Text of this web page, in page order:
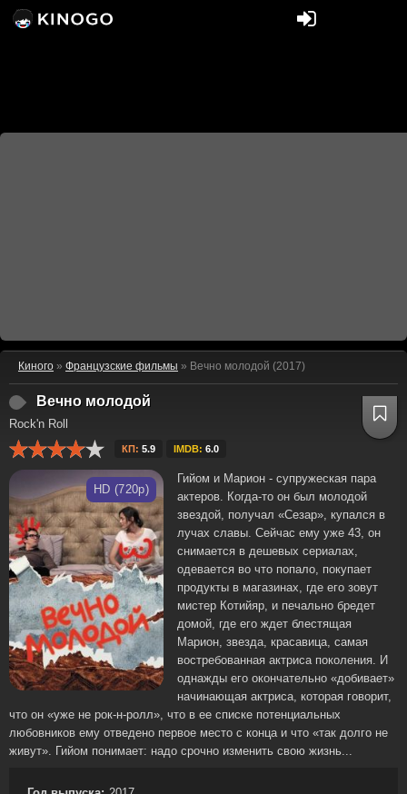
Киного » Французские фильмы » Вечно молодой (2017)
Вечно молодой
Rock'n Roll
КП: 5.9 IMDB: 6.0
HD (720p)
Гийом и Марион - супружеская пара
актеров. Когда-то он был молодой
звездой, получал «Сезар», купался в
лучах славы. Сейчас ему уже 43, он
снимается в дешевых сериалах,
одевается во что попало, покупает
продукты в магазинах, где его зовут
мистер Котийяр, и печально бредет
домой, где его ждет блестящая
Марион, звезда, красавица, самая
востребованная актриса поколения. И
однажды его окончательно «добивает»
начинающая актриса, которая говорит,
что он «уже не рок-н-ролл», что в ее списке потенциальных
любовников ему отведено первое место с конца и что «так долго не
живут». Гийом понимает: надо срочно изменить свою жизнь...